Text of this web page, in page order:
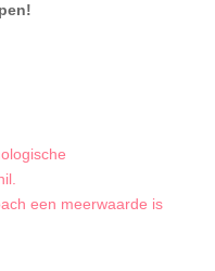
een meerwaarde is